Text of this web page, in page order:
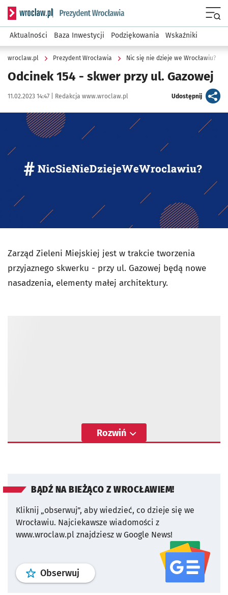
Serwis informacyjny wroclaw.pl podserwis: Prezydent
Aktualności Baza Inwestycji Podziękowania Wskaźniki
wroclaw.pl Prezydent Wrocławia Nic się nie dzieje we Wrocławiu?
Odcinek 154 - skwer przy ul. Gazowej
Data publikacji:
11.02.2023 14:47 | Autor:
Redakcja www.wroclaw.pl Udostępnijartykuł
Kliknij, aby powiększyć
Zarząd Zieleni Miejskiej jest w trakcie tworzenia
przyjaznego skwerku - przy ul. Gazowej będą nowe
nasadzenia, elementy małej architektury.
Rozwiń
BĄDŹ NA BIEŻĄCO Z WROCŁAWIEM!
Kliknij „obserwuj”, aby wiedzieć, co dzieje się we
Wrocławiu. Najciekawsze wiadomości z
www.wroclaw.pl znajdziesz w Google News!
Obserwuj profil serwisu